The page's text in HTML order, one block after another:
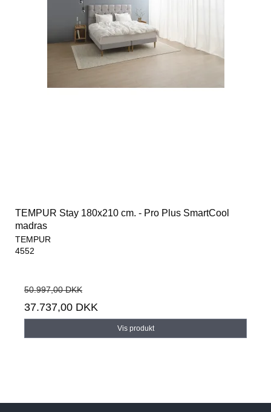
TEMPUR Stay 180x210 cm. - Pro Plus SmartCool
madras
TEMPUR
4552
50.997,00 DKK
37.737,00 DKK
Vis produkt